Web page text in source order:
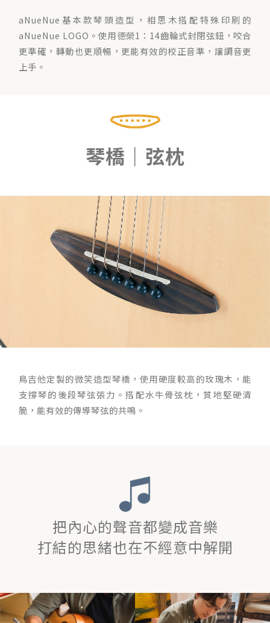
aNueNue基本款琴頭造型，相思木搭配特殊印刷的
aNueNue LOGO。使用德榮1：14齒輪式封閉弦鈕，咬合
更準確，轉動也更順暢，更能有效的校正音準，讓調音更
上手。
琴橋｜弦枕
鳥吉他定製的微笑造型琴橋，使用硬度較高的玫瑰木，能
支撐琴的後段琴弦張力。搭配水牛骨弦枕，質地堅硬清
脆，能有效的傳導琴弦的共鳴。
把內心的聲音都變成音樂
打結的思緒也在不經意中解開